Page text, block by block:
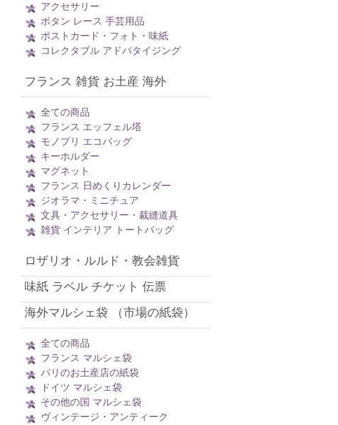
アクセサリー
ボタン レース 手芸用品
ポストカード・フォト・味紙
コレクタブル アドバタイジング
フランス 雑貨 お土産 海外
全ての商品
フランス エッフェル塔
モノプリ エコバッグ
キーホルダー
マグネット
フランス 日めくりカレンダー
ジオラマ・ミニチュア
文具・アクセサリー・裁縫道具
雑貨 インテリア トートバッグ
ロザリオ・ルルド・教会雑貨
味紙 ラベル チケット 伝票
海外マルシェ袋 （市場の紙袋）
全ての商品
フランス マルシェ袋
パリのお土産店の紙袋
ドイツ マルシェ袋
その他の国 マルシェ袋
ヴィンテージ・アンティーク